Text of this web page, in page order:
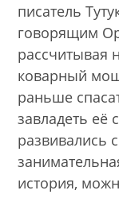
писатель
говорящим
рассчитывая
коварный
раньше
завладеть её
развивались
история,